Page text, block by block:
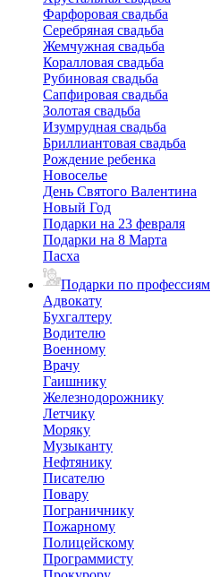
Фарфоровая свадьба
Серебряная свадьба
Жемчужная свадьба
Коралловая свадьба
Рубиновая свадьба
Сапфировая свадьба
Золотая свадьба
Изумрудная свадьба
Бриллиантовая свадьба
Рождение ребенка
Новоселье
День Святого Валентина
Новый Год
Подарки на 23 февраля
Подарки на 8 Марта
Пасха
Подарки по профессиям
Адвокату
Бухгалтеру
Водителю
Военному
Врачу
Гаишнику
Железнодорожнику
Летчику
Моряку
Музыканту
Нефтянику
Писателю
Повару
Пограничнику
Пожарному
Полицейскому
Программисту